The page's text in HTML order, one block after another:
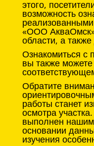
этого,
возможность
«ООО
области, а
Ознакомиться с
вы также
Обратите
работы станет
осмотра
выполнен
основании
изучения